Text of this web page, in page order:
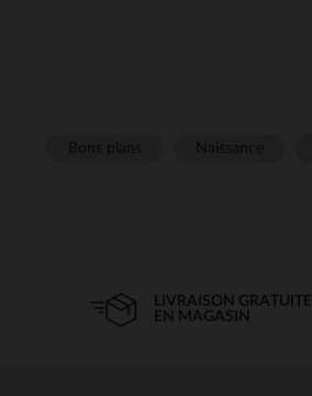
LIVRAISON GRATUITE
EN MAGASIN